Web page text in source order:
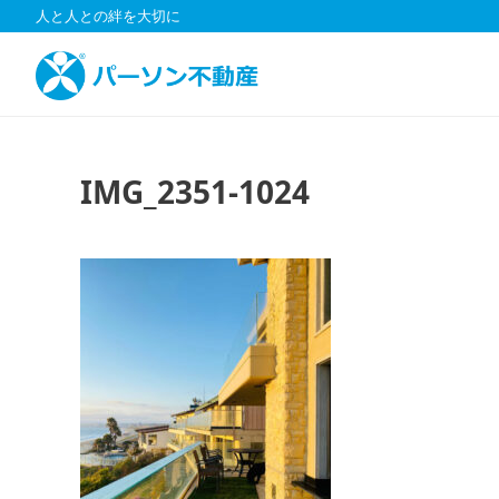
ン
人と人との絆を大切に
IMG_2351-1024